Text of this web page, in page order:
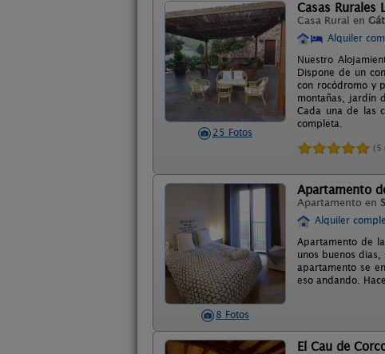
25 Fotos
Casas Rurales
Casa Rural en
Alquiler
Nuestro
Dispone de un
con rocódromo y
montañas, jardín
Cada una de las
completa.
(5
8 Fotos
Apartamento
Apartamento en
Alquiler
Apartamento de
unos buenos
apartamento se
eso andando.
El Cau de